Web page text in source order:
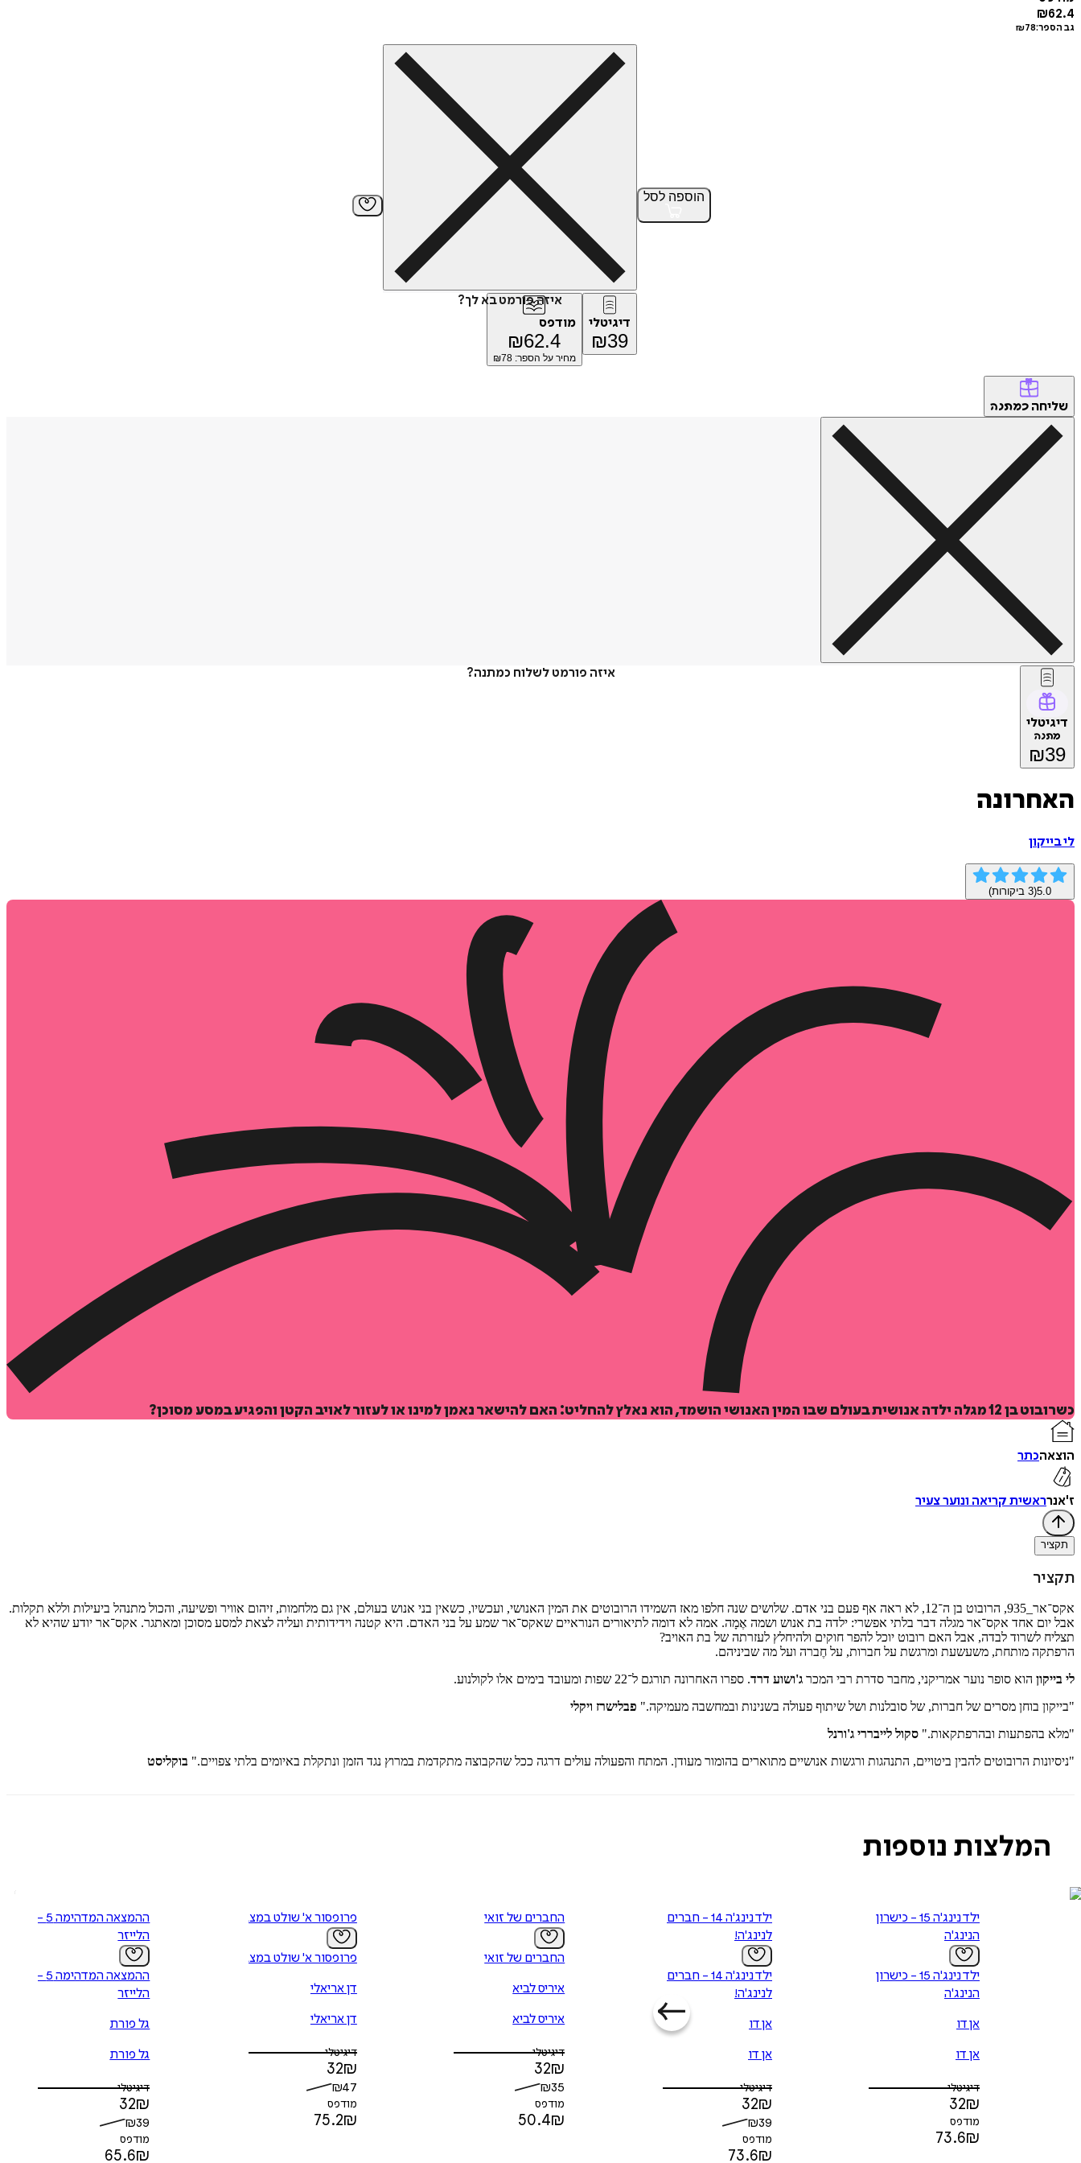
₪62.4
גב הספר: ₪78
הוספה לסל
איזה פורמט בא לך?
דיגיטלי
₪39
מודפס
₪62.4
מחיר על הספר: ₪78
שליחה כמתנה
איזה פורמט לשלוח כמתנה?
דיגיטלי
מתנה
₪39
₪39
₪62.4
האחרונה
לי בייקון
5.0
(
3 ביקורות)
כשרובוט בן 12 מגלה ילדה אנושית בעולם שבו המין האנושי הושמד, הוא נאלץ להחליט: האם להישאר נאמן למינו או לעזור לאויב הקטן והפגיע במסע מסוכן?
הוצאהכתר
ז'אנרראשית קריאה ונוער צעיר
תקציר
תקציר
אקס־אר_935, הרובוט בן ה־12, לא ראה אף פעם בני אדם. שלושים שנה חלפו מאז השמידו הרובוטים את המין האנושי, ועכשיו, כשאין בני אנוש בעולם, אין גם מלחמות, זיהום אוויר ופשיעה, והכול מתנהל ביעילות וללא תקלות.
אבל יום אחד אקס־אר מגלה דבר בלתי אפשרי: ילדה בת אנוש ושמה אֶמָה. אמה לא דומה לתיאורים הנוראיים שאקס־אר שמע על בני האדם. היא קטנה וידידותית ועליה לצאת למסע מסוכן ומאתגר. אקס־אר יודע שהיא לא
תצליח לשרוד לבדה, אבל האם רובוט יוכל להפר חוקים ולהיחלץ לעזרתה של בת האויב?
הרפתקה מותחת, משעשעת ומרגשת על חברות, על חֶברה ועל מה שביניהם.
לי בייקון הוא סופר נוער אמריקני, מחבר סדרת רבי המכר ג'ושוע דרד. ספרו האחרונה תורגם ל־22 שפות ומעובד בימים אלו לקולנוע.
"בייקון בוחן מסרים של חברות, של סובלנות ושל שיתוף פעולה בשנינות ובמחשבה מעמיקה." פבלישרז ויקלי
"מלא בהפתעות ובהרפתקאות." סקול לייבררי ג'ורנל
"ניסיונות הרובוטים להבין ביטויים, התנהגות ורגשות אנושיים מתוארים בהומור מעודן. המתח והפעולה עולים דרגה ככל שהקבוצה מתקדמת במרוץ נגד הזמן ונתקלת באיומים בלתי צפויים." בוקליסט
המלצות נוספות
ילד נינג'ה 15 - כישרון
הנינג'ה
ילד נינג'ה 15 - כישרון
הנינג'ה
אן דו
אן דו
דיגיטלי
32₪
מודפס
73.6₪
ילד נינג'ה 14 - חברים
לנינג'ה!
ילד נינג'ה 14 - חברים
לנינג'ה!
אן דו
אן דו
דיגיטלי
32₪
₪39
מודפס
73.6₪
החברים של זואי
החברים של זואי
איריס לביא
איריס לביא
דיגיטלי
32₪
₪35
מודפס
50.4₪
פרופסור א' שולט במצב
פרופסור א' שולט במצב
דן אריאלי
דן אריאלי
דיגיטלי
32₪
₪47
מודפס
75.2₪
ההמצאה המדהימה 5 -
הלייזר
ההמצאה המדהימה 5 -
הלייזר
גל פורת
גל פורת
דיגיטלי
32₪
₪39
מודפס
65.6₪